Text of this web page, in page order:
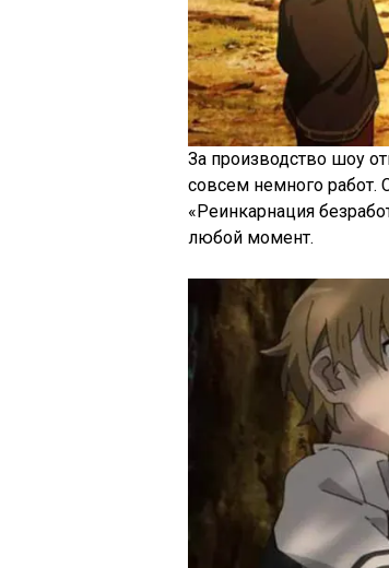
За производство шоу
совсем немного работ.
«Реинкарнация
любой момент.